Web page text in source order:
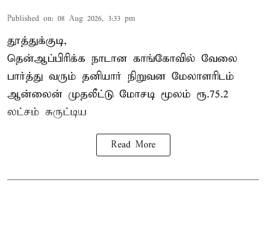
Published on: 08 Aug 2026, 3:33 pm
தூத்துக்குடி,
தென்ஆப்பிரிக்க நாடான காங்கோவில் வேலை
பார்த்து வரும் தனியார் நிறுவன மேலாளரிடம்
ஆன்லைன் முதலீட்டு மோசடி மூலம் ரூ.75.2
லட்சம் சுருட்டிய
Read More